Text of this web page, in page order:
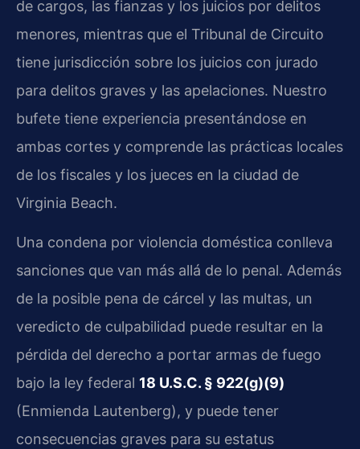
de cargos, las fianzas y los juicios por delitos
menores, mientras que el Tribunal de Circuito
tiene jurisdicción sobre los juicios con jurado
para delitos graves y las apelaciones. Nuestro
bufete tiene experiencia presentándose en
ambas cortes y comprende las prácticas locales
de los fiscales y los jueces en la ciudad de
Virginia Beach.
Una condena por violencia doméstica conlleva
sanciones que van más allá de lo penal. Además
de la posible pena de cárcel y las multas, un
veredicto de culpabilidad puede resultar en la
pérdida del derecho a portar armas de fuego
bajo la ley federal 18 U.S.C. § 922(g)(9)
(Enmienda Lautenberg), y puede tener
consecuencias graves para su estatus